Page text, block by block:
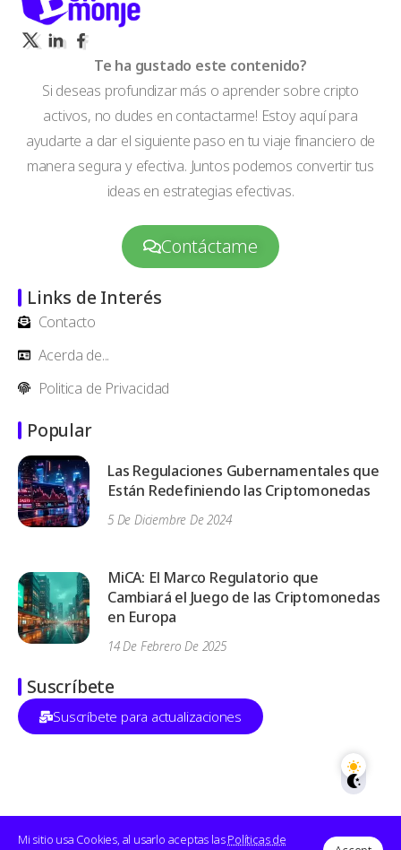
Te ha gustado este contenido?
Si deseas profundizar más o aprender sobre cripto
activos, no dudes en contactarme! Estoy aquí para
ayudarte a dar el siguiente paso en tu viaje financiero de
manera segura y efectiva. Juntos podemos convertir tus
ideas en estrategias efectivas.
Contáctame
Links de Interés
Contacto
Acerda de...
Politica de Privacidad
Popular
Las Regulaciones Gubernamentales que
Están Redefiniendo las Criptomonedas
5 De Diciembre De 2024
MiCA: El Marco Regulatorio que
Cambiará el Juego de las Criptomonedas
en Europa
14 De Febrero De 2025
Suscríbete
Suscríbete para actualizaciones
Mi sitio usa Cookies, al usarlo aceptas lasPolíticas de